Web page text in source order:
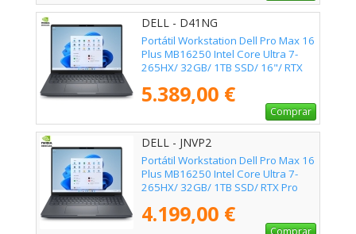
DELL - D41NG
Portátil Workstation Dell Pro Max 16
Plus MB16250 Intel Core Ultra 7-
265HX/ 32GB/ 1TB SSD/ 16"/ RTX
5.389,00 €
Comprar
DELL - JNVP2
Portátil Workstation Dell Pro Max 16
Plus MB16250 Intel Core Ultra 7-
265HX/ 32GB/ 1TB SSD/ RTX Pro
4.199,00 €